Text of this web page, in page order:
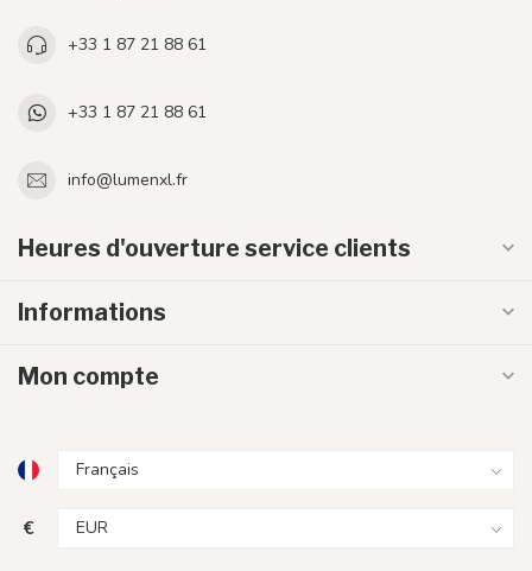
+33 1 87 21 88 61
+33 1 87 21 88 61
info@lumenxl.fr
Heures d'ouverture service clients
Informations
Mon compte
€